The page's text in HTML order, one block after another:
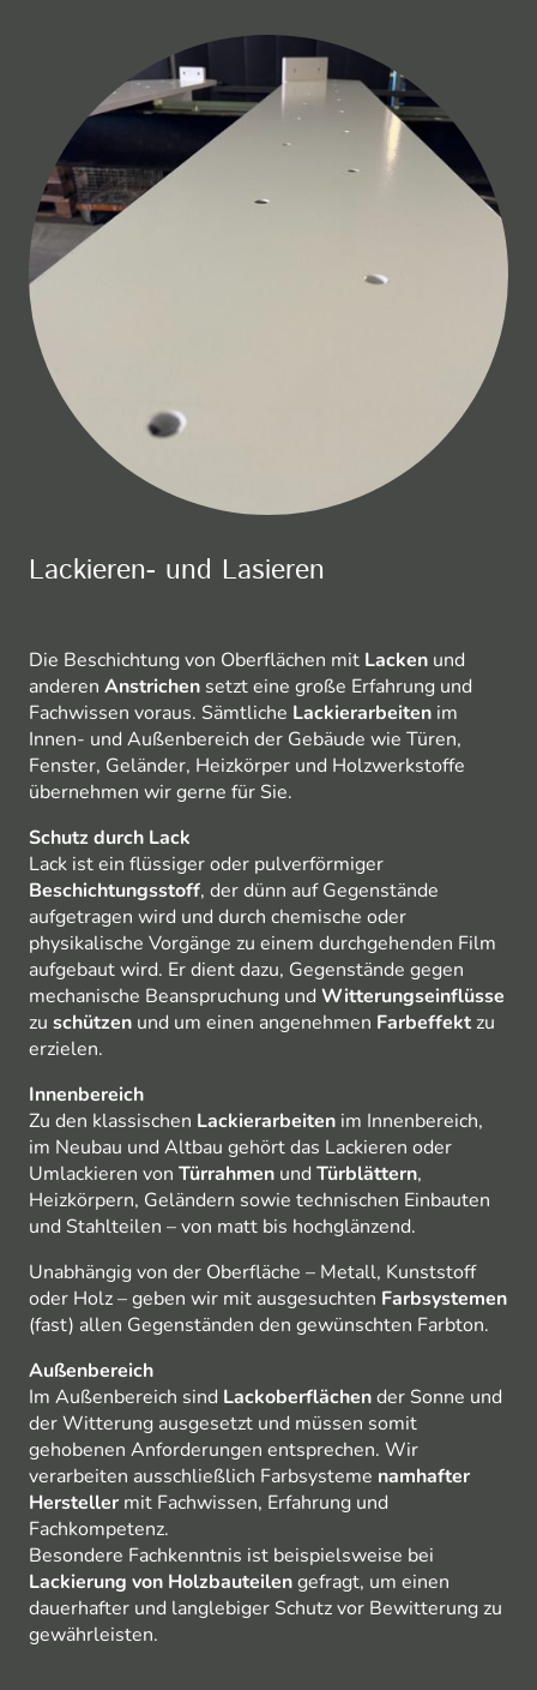
Lackieren- und Lasieren
Die Beschichtung von Oberflächen mit Lacken und
anderen Anstrichen setzt eine große Erfahrung und
Fachwissen voraus. Sämtliche Lackierarbeiten im
Innen- und Außenbereich der Gebäude wie Türen,
Fenster, Geländer, Heizkörper und Holzwerkstoffe
übernehmen wir gerne für Sie.
Schutz durch Lack
Lack ist ein flüssiger oder pulverförmiger
Beschichtungsstoff, der dünn auf Gegenstände
aufgetragen wird und durch chemische oder
physikalische Vorgänge zu einem durchgehenden Film
aufgebaut wird. Er dient dazu, Gegenstände gegen
mechanische Beanspruchung und Witterungseinflüsse
zu schützen und um einen angenehmen Farbeffekt zu
erzielen.
Innenbereich
Zu den klassischen Lackierarbeiten im Innenbereich,
im Neubau und Altbau gehört das Lackieren oder
Umlackieren von Türrahmen und Türblättern,
Heizkörpern, Geländern sowie technischen Einbauten
und Stahlteilen – von matt bis hochglänzend.
Unabhängig von der Oberfläche – Metall, Kunststoff
oder Holz – geben wir mit ausgesuchten Farbsystemen
(fast) allen Gegenständen den gewünschten Farbton.
Außenbereich
Im Außenbereich sind Lackoberflächender Sonne und
der Witterung ausgesetzt und müssen somit
gehobenen Anforderungen entsprechen. Wir
verarbeiten ausschließlich Farbsysteme namhafter
Hersteller mit Fachwissen, Erfahrung und
Fachkompetenz.
Besondere Fachkenntnis ist beispielsweise bei
Lackierung von Holzbauteilengefragt, um einen
dauerhafter und langlebiger Schutz vor Bewitterung zu
gewährleisten.